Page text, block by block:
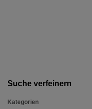
Suche verfeinern
Kategorien